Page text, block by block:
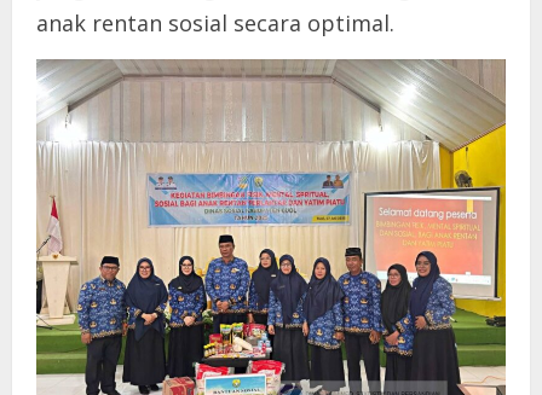
anak rentan sosial secara optimal.